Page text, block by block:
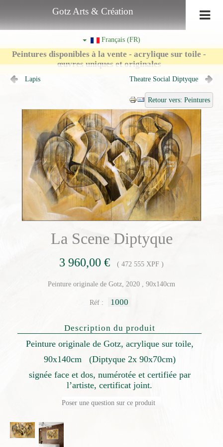
Gotz Arts & Création
Français (FR)
Peintures disponibles à la vente - acrylique sur toile -
œuvres uniques et originales
Lapis Theatre Social Diptyque
Retour vers: Peintures
La Scene Diptyque
3 960,00 € ( 472 555 XPF )
Peinture originale de Gotz, 2020 , 90x140cm
Réf : 1000
Description du produit
Peinture originale de Gotz, acrylique sur toile,
90x140cm (Diptyque 2x 90x70cm)
signée face et dos, numérotée et certifiée par
l’artiste, certificat joint.
Poser une question sur ce produit